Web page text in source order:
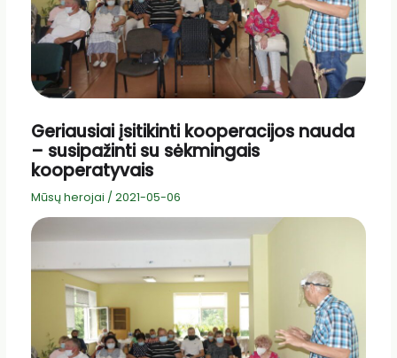
Geriausiai įsitikinti kooperacijos nauda
– susipažinti su sėkmingais
kooperatyvais
Mūsų herojai / 2021-05-06